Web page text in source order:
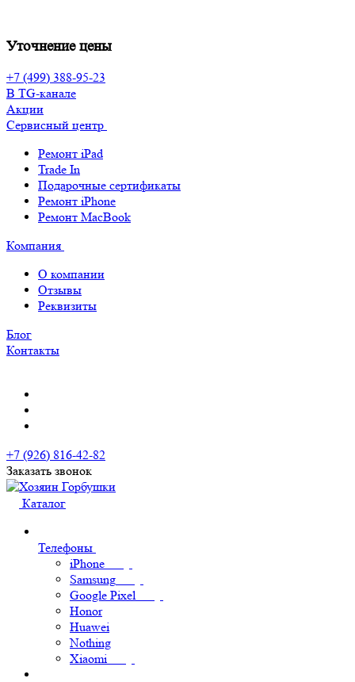
Уточнение цены
+7 (499) 388-95-23
В TG-канале
Акции
Сервисный центр
Ремонт iPad
Trade In
Подарочные сертификаты
Ремонт iPhone
Ремонт MacBook
Компания
О компании
Отзывы
Реквизиты
Блог
Контакты
+7 (926) 816-42-82
Заказать звонок
Каталог
Телефоны
iPhone
Samsung
Google Pixel
Honor
Huawei
Nothing
Xiaomi